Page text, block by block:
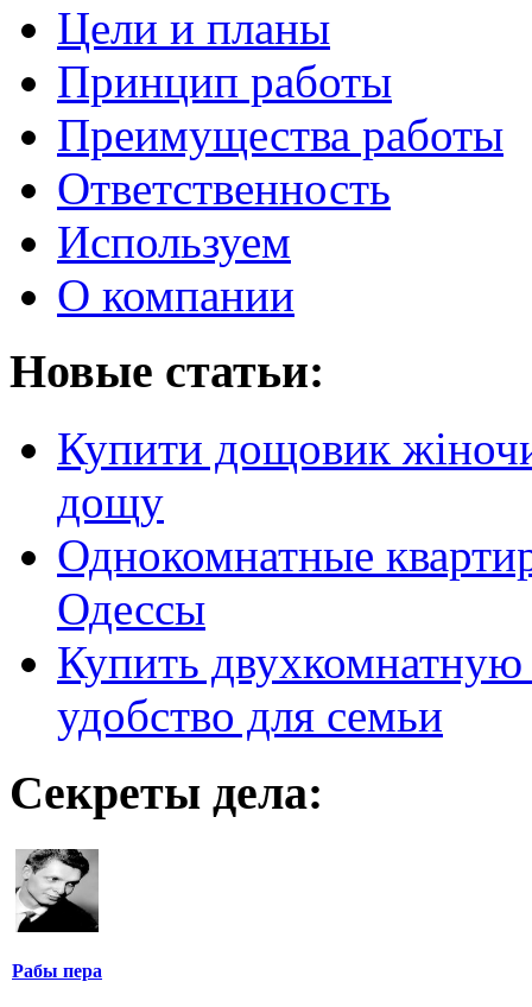
Цели и планы
Принцип работы
Преимущества работы
Ответственность
Используем
О компании
Новые статьи:
Купити дощовик
дощу
Однокомнатные
Одессы
Купить
удобство для семьи
Секреты дела:
Рабы пера